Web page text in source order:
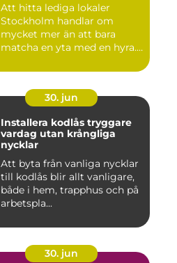
Att hitta lediga lokaler
Stockholm handlar om
mycket mer än att bara
matcha en yta med en hyra.
30. jun
Installera kodlås tryggare
vardag utan krångliga
nycklar
Att byta från vanliga nycklar
till kodlås blir allt vanligare,
både i hem, trapphus och på
arbetspla...
30. jun